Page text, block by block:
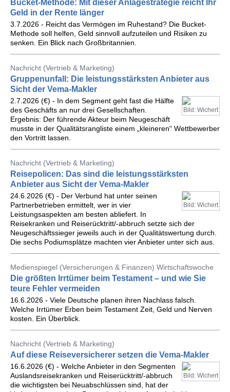
Bucket-Methode: Mit dieser Anlagestrategie reicht Ihr
Geld in der Rente länger
3.7.2026 - Reicht das Vermögen im Ruhestand? Die Bucket-
Methode soll helfen, Geld sinnvoll aufzuteilen und Risiken zu
senken. Ein Blick nach Großbritannien.
Nachricht (Vertrieb & Marketing)
Gruppenunfall: Die leistungsstärksten Anbieter aus
Sicht der Vema-Makler
Bild: Wichert
2.7.2026 (€) - In dem Segment geht fast die Hälfte
des Geschäfts an nur drei Gesellschaften.
Ergebnis: Der führende Akteur beim Neugeschäft
musste in der Qualitätsrangliste einem „kleineren“ Wettbewerber
den Vortritt lassen.
Nachricht (Vertrieb & Marketing)
Reisepolicen: Das sind die leistungsstärksten
Anbieter aus Sicht der Vema-Makler
Bild: Wichert
24.6.2026 (€) - Der Verbund hat unter seinen
Partnerbetrieben ermittelt, wer in vier
Leistungsaspekten am besten abliefert. In
Reisekranken und Reiserücktritt/-abbruch setzte sich der
Neugeschäftssieger jeweils auch in der Qualitätswertung durch.
Die sechs Podiumsplätze machten vier Anbieter unter sich aus.
Medienspiegel (Versicherungen & Finanzen) Wirtschaftswoche
Die größten Irrtümer beim Testament – und wie Sie
teure Fehler vermeiden
16.6.2026 - Viele Deutsche planen ihren Nachlass falsch.
Welche Irrtümer Erben beim Testament Zeit, Geld und Nerven
kosten. Ein Überblick.
Nachricht (Vertrieb & Marketing)
Auf diese Reiseversicherer setzen die Vema-Makler
Bild: Wichert
16.6.2026 (€) - Welche Anbieter in den Segmenten
Auslandsreisekranken und Reiserücktritt/-abbruch
die wichtigsten bei Neuabschlüssen sind, hat der